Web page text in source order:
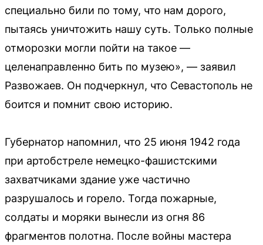
специально били по тому, что нам дорого,
пытаясь уничтожить нашу суть. Только полные
отморозки могли пойти на такое —
целенаправленно бить по музею», — заявил
Развожаев. Он подчеркнул, что Севастополь не
боится и помнит свою историю.
Губернатор напомнил, что 25 июня 1942 года
при артобстреле немецко-фашистскими
захватчиками здание уже частично
разрушалось и горело. Тогда пожарные,
солдаты и моряки вынесли из огня 86
фрагментов полотна. После войны мастера